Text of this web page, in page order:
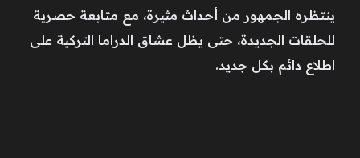
ينتظره الجمهور من أحداث مثيرة، مع متابعة حصرية
للحلقات الجديدة، حتى يظل عشاق الدراما التركية على
اطلاع دائم بكل جديد.